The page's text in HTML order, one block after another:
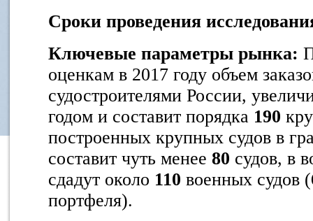
Сроки проведения
Ключевые параметры рынка:
оценкам в 2017 году объем
судостроителями России,
годом и составит порядка 190
построенных крупных судов в
составит чуть менее 80 судов, в
сдадут около 110 военных судов (
портфеля).